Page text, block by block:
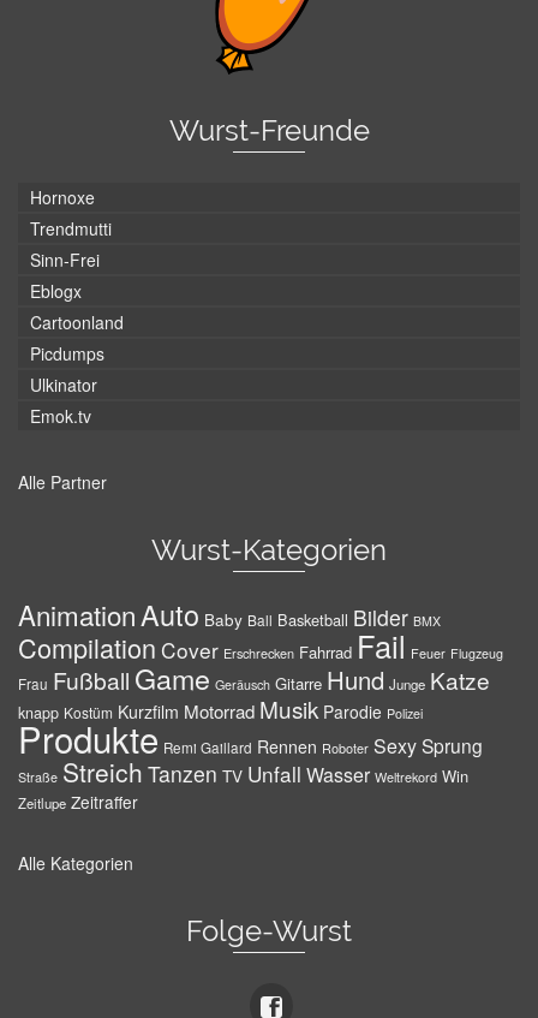
Wurst-Freunde
Hornoxe
Trendmutti
Sinn-Frei
Eblogx
Cartoonland
Picdumps
Ulkinator
Emok.tv
Alle Partner
Wurst-Kategorien
AnimationAuto Baby Ball Basketball Bilder BMX
Compilation Cover Erschrecken Fahrrad Fail Feuer Flugzeug
Frau Fußball Game Geräusch Gitarre Hund Junge Katze
knapp Kostüm Kurzfilm Motorrad Musik Parodie Polizei
Produkte Remi Gaillard Rennen Roboter SexySprung
Straße Streich Tanzen TV Unfall Wasser Weltrekord Win
Zeitlupe Zeitraffer
Alle Kategorien
Folge-Wurst